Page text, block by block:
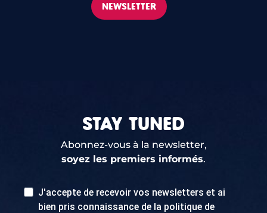
NEWSLETTER
STAY TUNED
Abonnez-vous à la newsletter,
soyez les premiers informés.
J'accepte de recevoir vos newsletters et ai
bien pris connaissance de la politique de